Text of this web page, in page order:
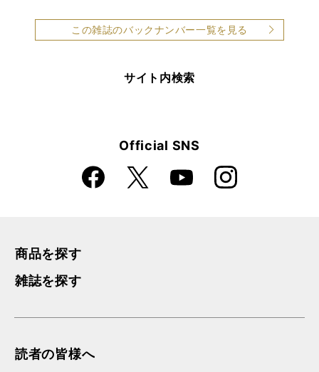
この雑誌のバックナンバー一覧を見る
サイト内検索
Official SNS
Faceboo
k
X YouTube Instagra
m
商品を探す
雑誌を探す
読者の皆様へ